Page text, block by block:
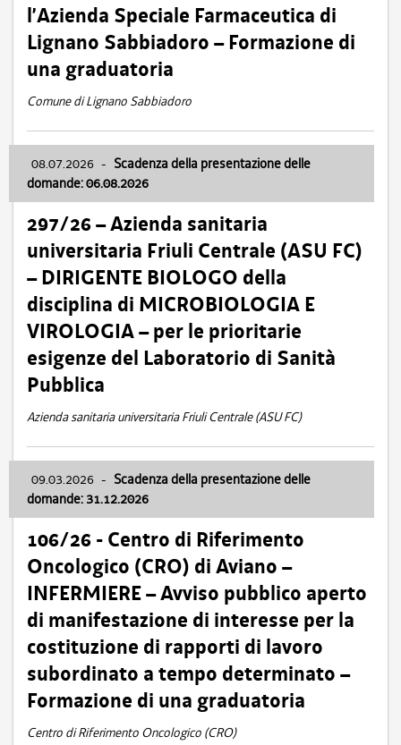
l’Azienda Speciale Farmaceutica di
Lignano Sabbiadoro – Formazione di
una graduatoria
Comune di Lignano Sabbiadoro
08.07.2026 - Scadenza della presentazione delle
domande: 06.08.2026
297/26 – Azienda sanitaria
universitaria Friuli Centrale (ASU FC)
– DIRIGENTE BIOLOGO della
disciplina di MICROBIOLOGIA E
VIROLOGIA – per le prioritarie
esigenze del Laboratorio di Sanità
Pubblica
Azienda sanitaria universitaria Friuli Centrale (ASU FC)
09.03.2026 - Scadenza della presentazione delle
domande: 31.12.2026
106/26 - Centro di Riferimento
Oncologico (CRO) di Aviano –
INFERMIERE – Avviso pubblico aperto
di manifestazione di interesse per la
costituzione di rapporti di lavoro
subordinato a tempo determinato –
Formazione di una graduatoria
Centro di Riferimento Oncologico (CRO)